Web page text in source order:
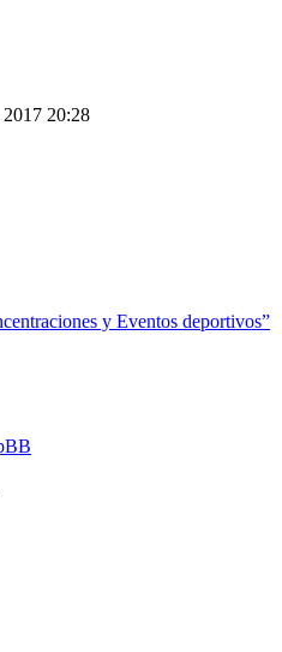
20:28
y Eventos deportivos”